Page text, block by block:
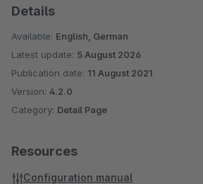
Details
Available: English, German
Latest update: 5 August 2026
Publication date: 11 August 2021
Version: 4.2.0
Category: Detail Page
Resources
Configuration manual